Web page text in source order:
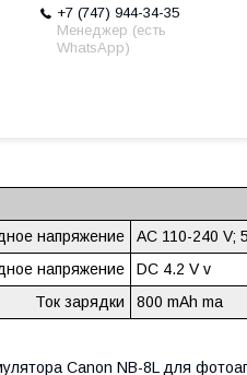
+7 (747) 944-34-35
Менеджер (есть
WhatsApp)
напряжение
AC 110-240 V;
напряжение
DC 4.2 V v
Ток зарядки
800 mAh ma
Canon NB-8L для